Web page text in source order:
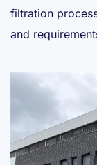
filtration
and